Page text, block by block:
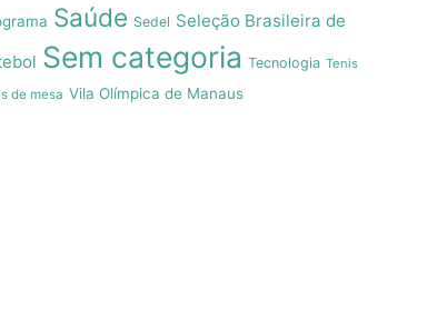
Saúde Sedel Seleção Brasileira de
Sem categoria Tecnologia Tenis
de mesa Vila Olímpica de Manaus